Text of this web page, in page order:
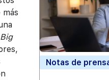
Big
Notas de